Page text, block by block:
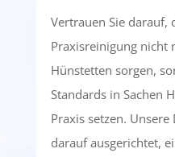
Vertrauen Sie darauf,
Praxisreinigung nicht
Hünstetten sorgen,
Standards in Sachen
Praxis setzen.
darauf ausgerichtet,